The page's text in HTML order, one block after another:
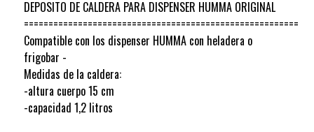
DEPOSITO DE CALDERA PARA DISPENSER HUMMA ORIGINAL
========================================================
Compatible con los dispenser HUMMA con heladera o
frigobar -
Medidas de la caldera:
-altura cuerpo 15 cm
-capacidad 1,2 litros